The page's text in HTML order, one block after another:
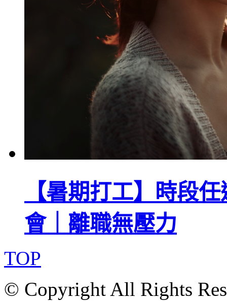
【暑期打工】時段
會｜離職無壓力
TOP
© Copyright All Rights